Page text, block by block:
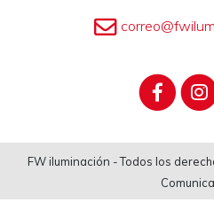
FW iluminación - Todos los